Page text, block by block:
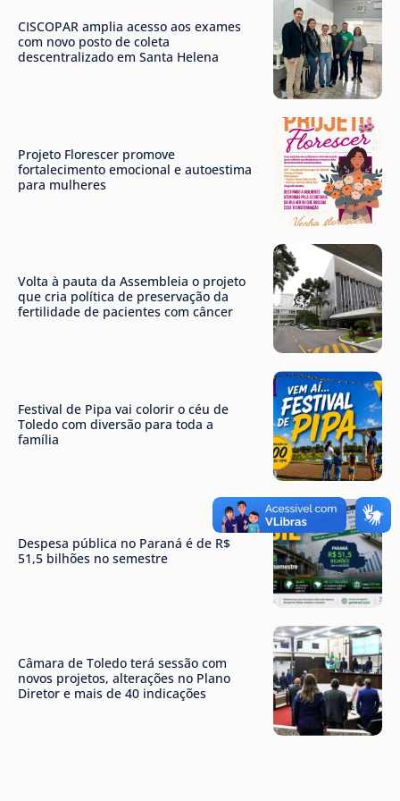
CISCOPAR amplia acesso aos exames
com novo posto de coleta
descentralizado em Santa Helena
Projeto Florescer promove
fortalecimento emocional e autoestima
para mulheres
Volta à pauta da Assembleia o projeto
que cria política de preservação da
fertilidade de pacientes com câncer
Festival de Pipa vai colorir o céu de
Toledo com diversão para toda a
família
Despesa pública no Paraná é de R$
51,5 bilhões no semestre
Câmara de Toledo terá sessão com
novos projetos, alterações no Plano
Diretor e mais de 40 indicações